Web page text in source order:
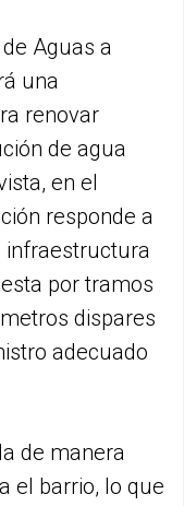
Aguas a
una
renovar
de agua
en el
responde a
infraestructura
por tramos
dispares
adecuado
de manera
el barrio, lo que